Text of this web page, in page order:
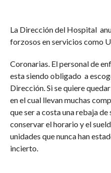
La Dirección del Hospital
forzosos en servicios como
Coronarias. El personal de
esta siendo obligado a
Dirección. Si se quiere
en el cual llevan muchas
que ser a costa una rebaja
conservar el horario y el
unidades que nunca han
incierto.